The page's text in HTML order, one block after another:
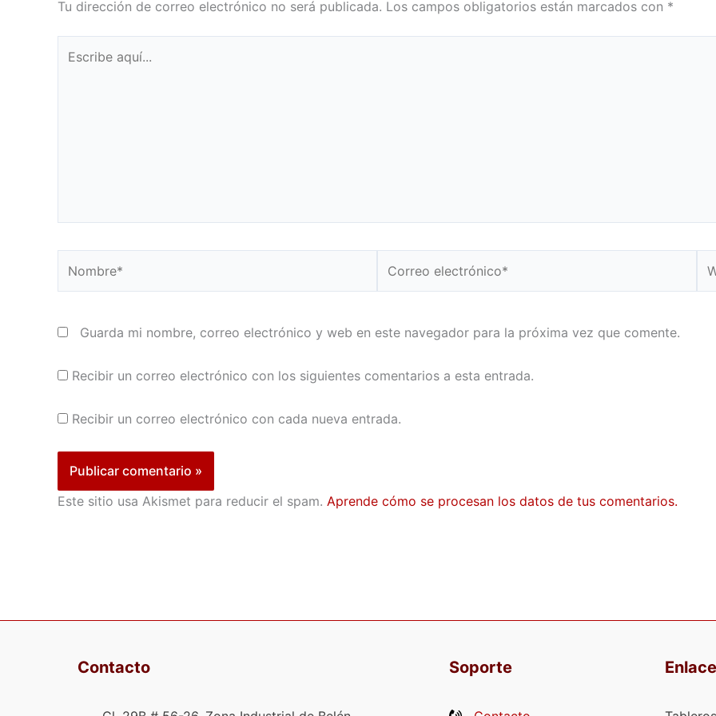
Tu dirección de correo electrónico no será publicada. Los campos obligatorios están marcados con *
aquí...
electrónico*
Guarda mi nombre, correo electrónico y web en este navegador para la próxima vez que comente.
Recibir un correo electrónico con los siguientes comentarios a esta entrada.
Recibir un correo electrónico con cada nueva entrada.
Este sitio usa Akismet para reducir el spam. Aprende cómo se procesan los datos de tus comentarios.
Contacto Soporte